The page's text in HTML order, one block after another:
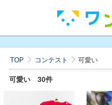
TOP コンテスト 可愛い
可愛い 30件